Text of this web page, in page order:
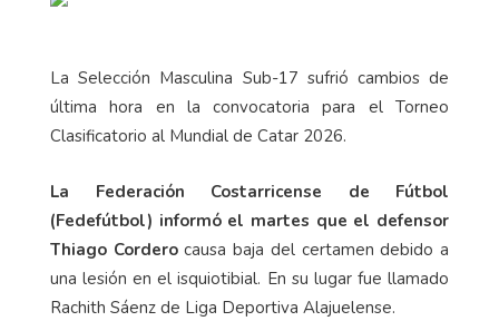
La Selección Masculina Sub-17 sufrió cambios de
última hora en la convocatoria para el Torneo
Clasificatorio al Mundial de Catar 2026.
La Federación Costarricense de Fútbol
(Fedefútbol) informó el martes que el defensor
Thiago Corderocausa baja del certamen debido a
una lesión en el isquiotibial. En su lugar fue llamado
Rachith Sáenz de Liga Deportiva Alajuelense.